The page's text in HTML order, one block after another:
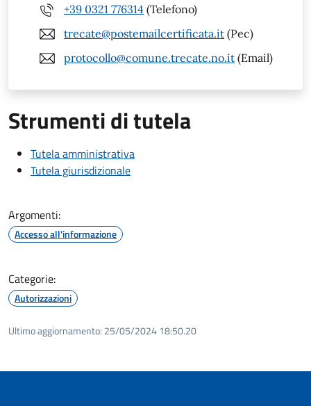
+39 0321 776314 (Telefono)
trecate@postemailcertificata.it (Pec)
protocollo@comune.trecate.no.it (Email)
Strumenti di tutela
Tutela amministrativa
Tutela giurisdizionale
Argomenti:
Accesso all'informazione
Categorie:
Autorizzazioni
Ultimo aggiornamento: 25/05/2024 18:50.20